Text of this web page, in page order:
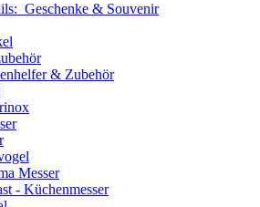
Geschenke & Souvenir
& Zubehör
Messer
- Küchenmesser